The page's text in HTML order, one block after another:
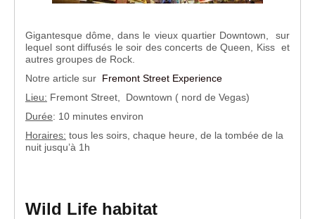
Gigantesque dôme, dans le vieux quartier Downtown, sur
lequel sont diffusés le soir des concerts de Queen, Kiss et
autres groupes de Rock.
Notre article sur Fremont Street Experience
Lieu: Fremont Street, Downtown ( nord de Vegas)
Durée: 10 minutes environ
Horaires: tous les soirs, chaque heure, de la tombée de la
nuit jusqu’à 1h
Wild Life habitat